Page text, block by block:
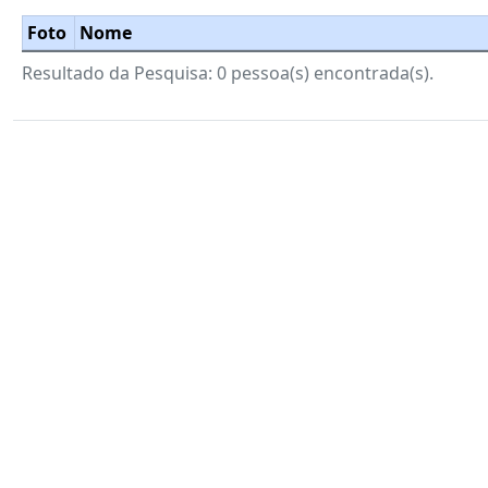
Foto Nome
Resultado da Pesquisa: 0 pessoa(s) encontrada(s).